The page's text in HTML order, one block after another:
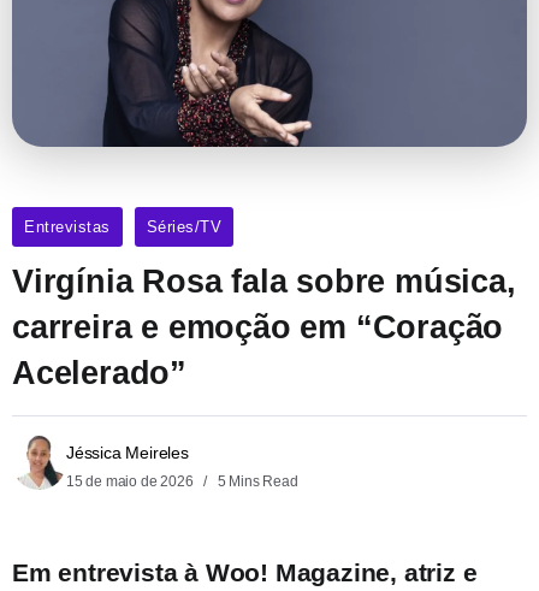
Entrevistas Séries/TV
Virgínia Rosa fala sobre música,
carreira e emoção em “Coração
Acelerado”
Jéssica Meireles
15 de maio de 2026 5 Mins Read
Em entrevista à Woo! Magazine, atriz e